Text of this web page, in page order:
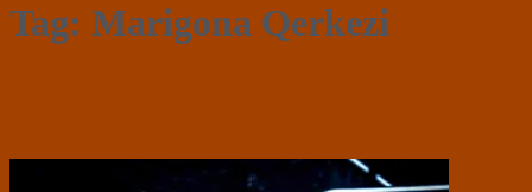
Tag: Marigona Qerkezi